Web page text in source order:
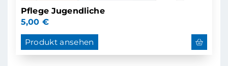
Pflege Jugendliche
5,00 €
Produkt ansehen